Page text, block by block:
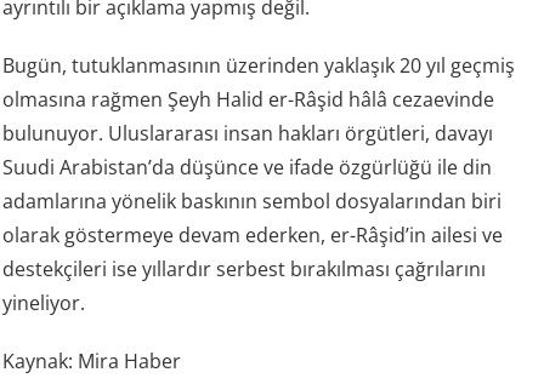
ayrıntılı bir açıklama yapmış değil.
Bugün, tutuklanmasının üzerinden yaklaşık 20 yıl geçmiş
olmasına rağmen Şeyh Halid er-Râşid hâlâ cezaevinde
bulunuyor. Uluslararası insan hakları örgütleri, davayı
Suudi Arabistan’da düşünce ve ifade özgürlüğü ile din
adamlarına yönelik baskının sembol dosyalarından biri
olarak göstermeye devam ederken, er-Râşid’in ailesi ve
destekçileri ise yıllardır serbest bırakılması çağrılarını
yineliyor.
Kaynak: Mira Haber